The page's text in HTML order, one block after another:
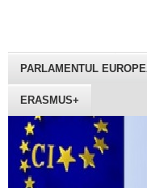
PARLAMENTUL
ERASMUS+